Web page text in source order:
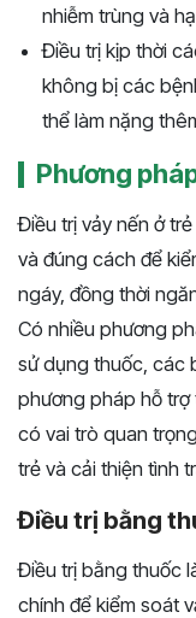
nhiễm trùng và
Điều trị kịp thời
không bị các
thể làm nặng
Phương
Điều trị vảy nến ở
và đúng cách để
ngáy, đồng thời
Có nhiều phương
sử dụng thuốc, các
phương pháp hỗ trợ
có vai trò quan
trẻ và cải thiện tình
Điều trị bằng
Điều trị bằng thuốc
chính để kiểm soát